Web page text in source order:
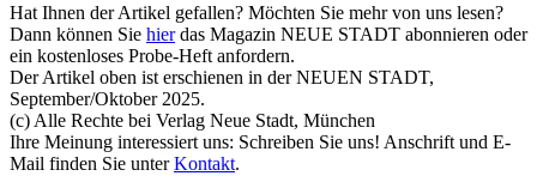
Hat Ihnen der Artikel gefallen? Möchten Sie mehr von uns lesen?
Dann können Sie hierdas Magazin NEUE STADT abonnieren oder
ein kostenloses Probe-Heft anfordern.
Der Artikel oben ist erschienen in der NEUEN STADT,
September/Oktober 2025.
(c) Alle Rechte bei Verlag Neue Stadt, München
Ihre Meinung interessiert uns: Schreiben Sie uns! Anschrift und E-
Mail finden Sie unterKontakt.